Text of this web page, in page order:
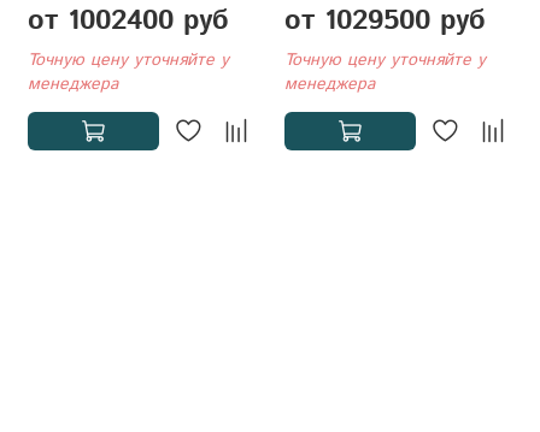
от 1002400 руб
Точную цену уточняйте у
менеджера
от 1029500 руб
Точную цену уточняйте у
менеджера